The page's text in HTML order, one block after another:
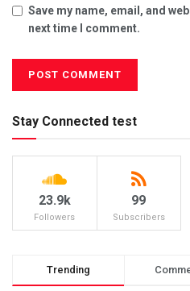
Save my name, email, and
next time I comment.
Stay Connected test
23.9k
Followers
99
Subscribers
Trending